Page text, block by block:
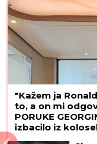
"Kažem ja
to, a on mi
PORUKE
izbacilo iz
Kruz je javno